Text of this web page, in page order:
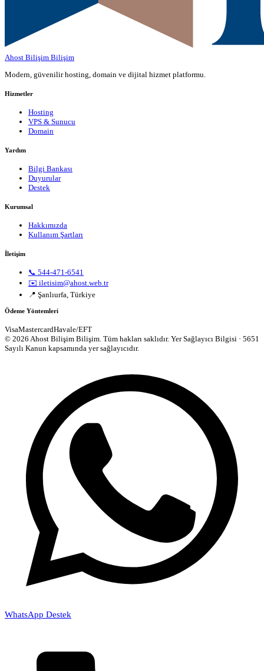
Ahost Bilişim Bilişim
Modern, güvenilir hosting, domain ve dijital hizmet platformu.
Hizmetler
Hosting
VPS & Sunucu
Domain
Yardım
Bilgi Bankası
Duyurular
Destek
Kurumsal
Hakkımızda
Kullanım Şartları
İletişim
📞 544-471-6541
✉️ iletisim@ahost.web.tr
📍 Şanlıurfa, Türkiye
Ödeme Yöntemleri
VisaMastercardHavale/EFT
© 2026 Ahost Bilişim Bilişim. Tüm hakları saklıdır. Yer Sağlayıcı Bilgisi · 5651
Sayılı Kanun kapsamında yer sağlayıcıdır.
WhatsApp Destek